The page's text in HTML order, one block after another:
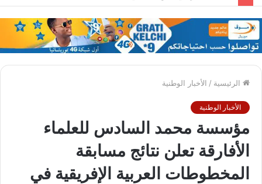
الرئيسية / الأخبار الوطنية
الأخبار الوطنية
مؤسسة محمد السادس للعلماء
الأفارقة تعلن نتائج مسابقة
المخطوطات العربية الإفريقية في